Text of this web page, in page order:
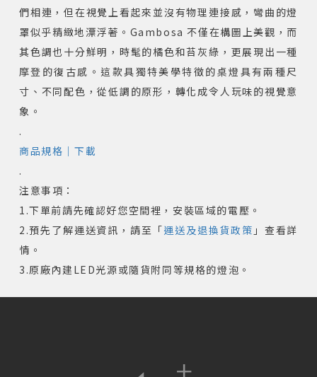
們相連，但在視覺上看起來並沒有物理連接感，彎曲的燈
罩似乎精緻地漂浮著。Gambosa 不僅在構圖上美觀，而
其色調也十分鮮明，時髦的橘色和苔灰綠，更展現出一種
摩登的復古感。這款具獨特美學特徵的桌燈具有兩種尺
寸、不同配色，從低調的原形，轉化成令人玩味的視覺意
象。
.
商品規格｜下載
.
注意事項：
1.下單前請先確認好您空間裡，安裝區域的電壓。
2.預先了解運送資訊，請至「運送及退換貨政策 」查看詳
情。
3.原廠內建LED光源或隨貨附同等規格的燈泡。